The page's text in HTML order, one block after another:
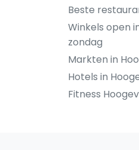
Beste
Winkels open
zondag
Markten in
Hotels in
Fitness